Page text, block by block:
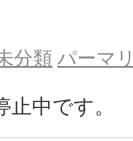
分類 パーマ
中です。